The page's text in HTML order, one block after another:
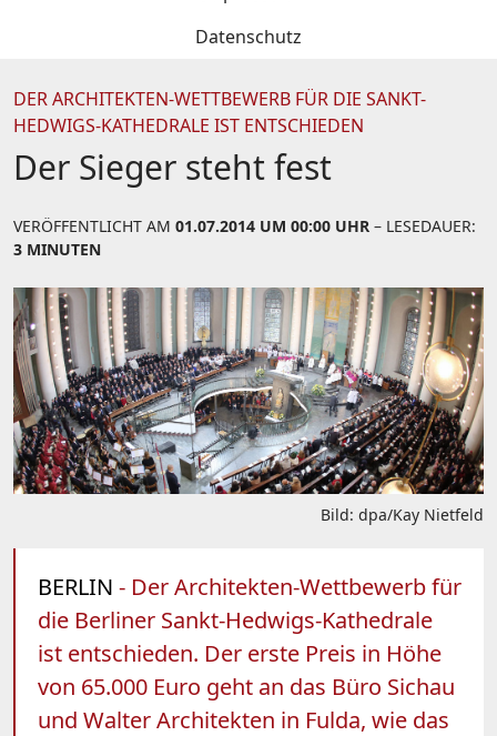
Datenschutz
DER ARCHITEKTEN-WETTBEWERB FÜR DIE SANKT-
HEDWIGS-KATHEDRALE IST ENTSCHIEDEN
Der Sieger steht fest
VERÖFFENTLICHT AM 01.07.2014 UM 00:00 UHR – LESEDAUER:
3 MINUTEN
Bild: dpa/Kay Nietfeld
BERLIN - Der Architekten-Wettbewerb für
die Berliner Sankt-Hedwigs-Kathedrale
ist entschieden. Der erste Preis in Höhe
von 65.000 Euro geht an das Büro Sichau
und Walter Architekten in Fulda, wie das